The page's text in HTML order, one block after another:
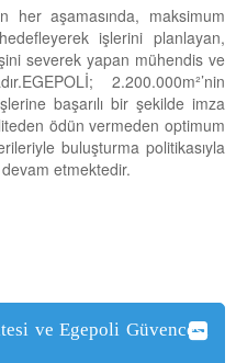
her aşamasında, maksimum
işlerini planlayan,
severek yapan mühendis ve
2.200.000m²’nin
başarılı bir şekilde imza
ödün vermeden optimum
buluşturma politikasıyla
etmektedir.
ve Egepoli Güvencesi